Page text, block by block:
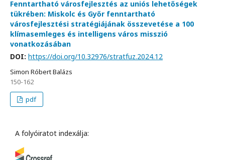
Fenntartható városfejlesztés az uniós lehetőségek
tükrében: Miskolc és Győr fenntartható
városfejlesztési stratégiájának összevetése a 100
klímasemleges és intelligens város misszió
vonatkozásában
DOI: https://doi.org/10.32976/stratfuz.2024.12
Simon Róbert Balázs
150-162
pdf
A folyóiratot indexálja: